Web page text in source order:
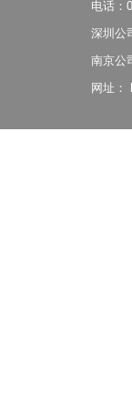
电话：
深圳公
南京公
网址：